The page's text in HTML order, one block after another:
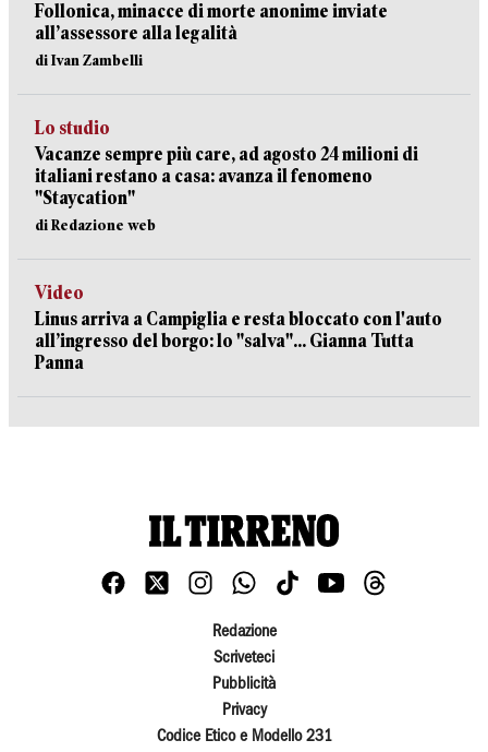
Follonica, minacce di morte anonime inviate
all’assessore alla legalità
di Ivan Zambelli
Lo studio
Vacanze sempre più care, ad agosto 24 milioni di
italiani restano a casa: avanza il fenomeno
"Staycation"
di Redazione web
Video
Linus arriva a Campiglia e resta bloccato con l'auto
all’ingresso del borgo: lo "salva"... Gianna Tutta
Panna
Redazione
Scriveteci
Pubblicità
Privacy
Codice Etico e Modello 231